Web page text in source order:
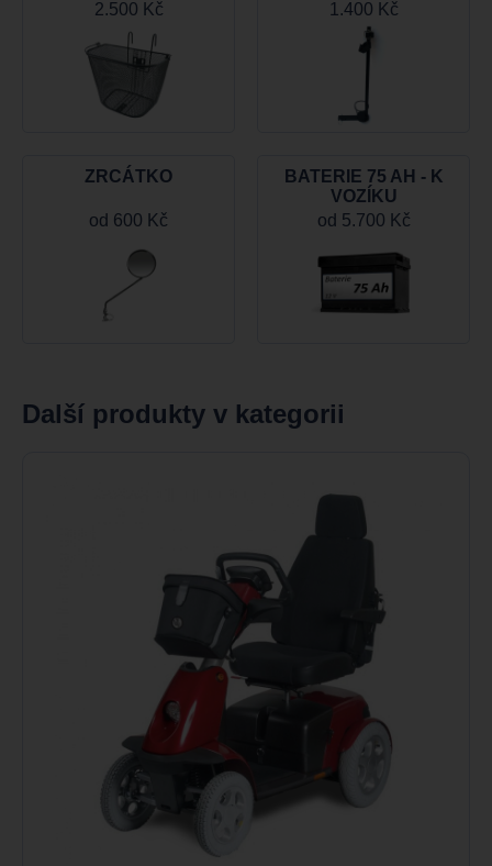
2.500 Kč 1.400 Kč
ZRCÁTKO
od 600 Kč
BATERIE 75 AH - K
VOZÍKU
od 5.700 Kč
Další produkty v kategorii